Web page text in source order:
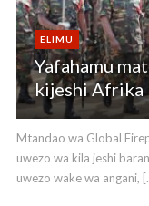
ELIMU
Yafahamu
kijeshi Afrika
Mtandao wa Global
uwezo wa kila jeshi
uwezo wake wa angani,